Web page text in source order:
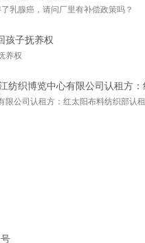
乳腺癌，请问厂里有补偿政策吗？
孩子抚养权
养权
纺织博览中心有限公司认租方：
公司认租方：红太阳布料纺织部认